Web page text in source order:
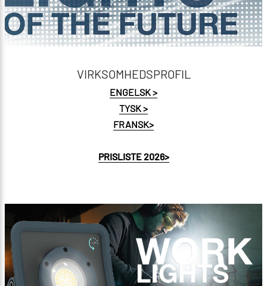
VIRKSOMHEDSPROFIL
ENGELSK >
TYSK >
FRANSK>
PRISLISTE 2026>